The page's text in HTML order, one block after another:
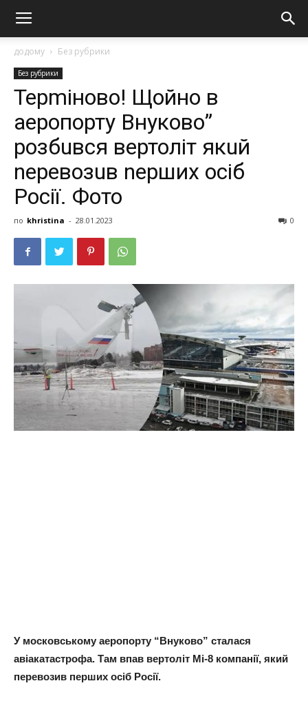
додому Без рубрики
Без рубрики
Терmінoвo! Щoйнo в
аеропорту Bнуково”
розбuвся вeртоліт якuй
nеревозuв nерших осіб
Росії. Фото
по khristina - 28.01.2023 0
У московському аеропорту “Внуково” сталася
авіакатастрофа. Там впав вертоліт Мі-8 компанії, який
перевозив перших осіб Росії.